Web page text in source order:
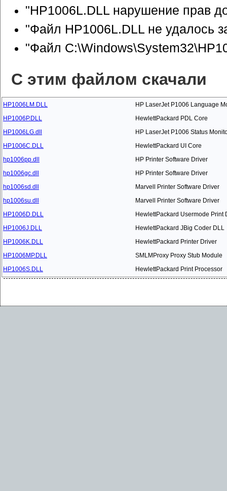
"HP1006L.DLL нарушение прав
"Файл HP1006L.DLL не удалось
"Файл
С этим файлом скачали
HP1006LM.DLL
HP LaserJet P1006 Language
HP1006P.DLL
HewlettPackard PDL Core
HP1006LG.dll
HP LaserJet P1006 Status
HP1006C.DLL
HewlettPackard UI Core
hp1006pp.dll
HP Printer Software Driver
hp1006gc.dll
HP Printer Software Driver
hp1006sd.dll
Marvell Printer Software Driver
hp1006su.dll
Marvell Printer Software Driver
HP1006D.DLL
HewlettPackard Usermode Print
HP1006J.DLL
HewlettPackard JBig Coder DLL
HP1006K.DLL
HewlettPackard Printer Driver
HP1006MP.DLL
SMLMProxy Proxy Stub Module
HP1006S.DLL
HewlettPackard Print Processor